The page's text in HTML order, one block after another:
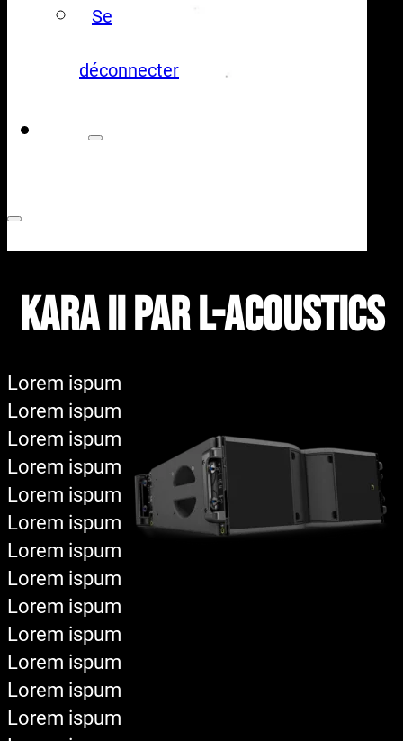
Se
déconnecter
Kara II par L-Acoustics
Lorem ispum
Lorem ispum
Lorem ispum
Lorem ispum
Lorem ispum
Lorem ispum
Lorem ispum
Lorem ispum
Lorem ispum
Lorem ispum
Lorem ispum
Lorem ispum
Lorem ispum